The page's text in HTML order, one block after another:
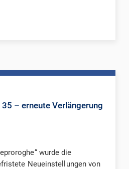
– erneute Verlängerung
wurde die
Neueinstellungen von